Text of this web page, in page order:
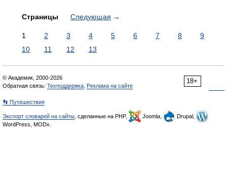
Страницы Следующая →
1 2 3 4 5 6 7 8
9
10
11 12 13
18+
© Академик, 2000-2026
Обратная связь: Техподдержка Реклама на сайте
👣 Путешествия
Экспорт словарей на сайты , сделанные на PHP, Joomla,
Drupal,
WordPress, MODx.